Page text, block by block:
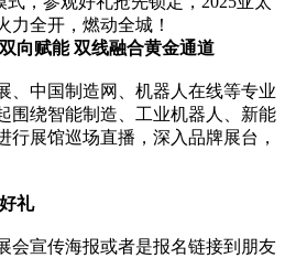
赋能 双线融合黄金通道
中国制造网、机器人在线等专业
围绕智能制造、工业机器人、新能
行展馆巡场直播，深入品牌展台，
礼
宣传海报或者是报名链接到朋友